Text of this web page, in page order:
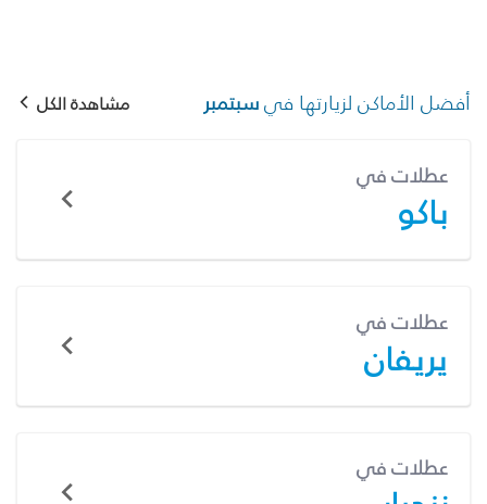
أفضل الأماكن لزيارتها فيسبتمبر مشاهدة الكل
عطلات في
باكو
عطلات في
يريفان
عطلات في